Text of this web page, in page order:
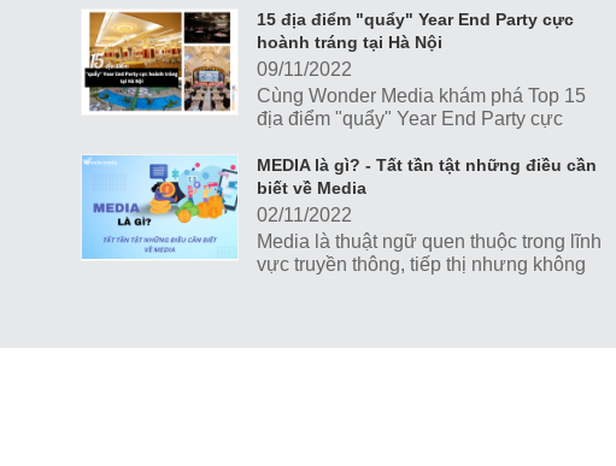
Top 5 công nghệ mới giúp sự kiện gây
ấn tượng cực mạnh nhé!
15 địa điểm "quẩy" Year End Party cực
hoành tráng tại Hà Nội
09/11/2022
Cùng Wonder Media khám phá Top 15
địa điểm "quẩy" Year End Party cực
MEDIA là gì? - Tất tần tật những điều cần
biết về Media
02/11/2022
Media là thuật ngữ quen thuộc trong lĩnh
vực truyền thông, tiếp thị nhưng không